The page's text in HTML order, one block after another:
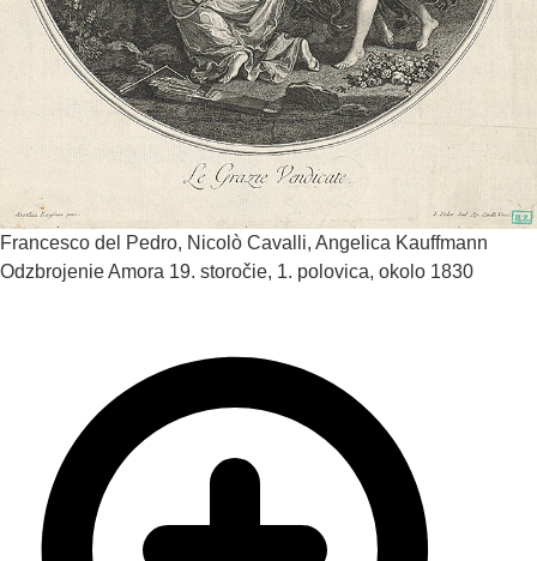
Francesco del Pedro, Nicolò Cavalli, Angelica Kauffmann
Odzbrojenie Amora 19. storočie, 1. polovica, okolo 1830